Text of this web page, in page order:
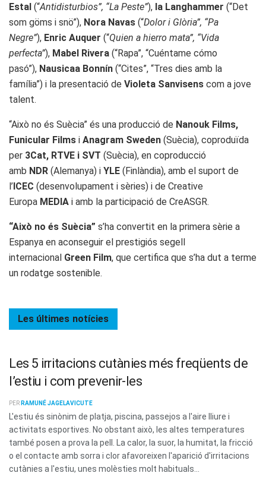
Estal (“Antidisturbios”, “La Peste”), Ia Langhammer (“Det
som göms i snö”), Nora Navas (“Dolor i Glòria”, “Pa
Negre”), Enric Auquer (“Quien a hierro mata”, “Vida
perfecta”), Mabel Rivera (“Rapa”, “Cuéntame cómo
pasó”), Nausicaa Bonnín (“Cites”, “Tres dies amb la
família”) i la presentació de Violeta Sanvisens com a jove
talent.
“Això no és Suècia” és una producció de Nanouk Films,
Funicular Films i Anagram Sweden (Suècia), coproduïda
per 3Cat, RTVE i SVT (Suècia), en coproducció
amb NDR (Alemanya) i YLE (Finlàndia), amb el suport de
l’ICEC (desenvolupament i sèries) i de Creative
Europa MEDIA i amb la participació de CreASGR.
“Això no és Suècia” s’ha convertit en la primera sèrie a
Espanya en aconseguir el prestigiós segell
internacional Green Film, que certifica que s’ha dut a terme
un rodatge sostenible.
Les últimes notícies
Les 5 irritacions cutànies més freqüents de
l’estiu i com prevenir-les
PER RAMUNÉ JAGELAVICUTE
L'estiu és sinònim de platja, piscina, passejos a l'aire lliure i
activitats esportives. No obstant això, les altes temperatures
també posen a prova la pell. La calor, la suor, la humitat, la fricció
o el contacte amb sorra i clor afavoreixen l'aparició d'irritacions
cutànies a l'estiu, unes molèsties molt habituals...